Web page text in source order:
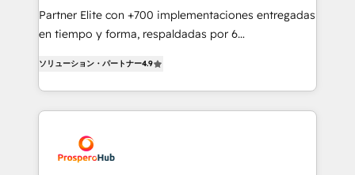
guided implementation and seamless integration of
the CRM platform into your digital ecosystem. Would
marketing strategy? We'll provide support tailored
to your needs and sales objectives. With 125+
Accreditations. Based in Canada (coast to coast), our
services are offered in both English & French.
Partner Elite con +700 implementaciones entregadas
en tiempo y forma, respaldadas por 6
Certified Trainers avalados por HubSpot Academy.
Acompañamos a las empresas en cada etapa de su
crecimiento integrando estrategia, tecnología y
reales. Nos caracterizamos por combinar excelencia
técnica con una mirada estratégica a largo plazo.
ソリューション・パートナー4.9